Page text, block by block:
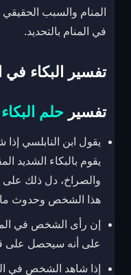
المنام والسبب الحقيقي
في المنام بالتحديد.
تفسير البكاء في
تفسير حلم
يقول ابن النابلسي
يقوم بالبكاء الشديد
والصراخ، دل ذلك
هذا الشخص وحدوث
إن رأى الشخص في
على أنه سيحصل على
إذا شاهد الشخص في